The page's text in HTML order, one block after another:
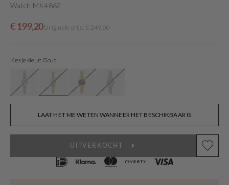
Watch MK4862
Sale
€ 199,20
OrigineleOriginele prijs: € 249,00
Kies je kleur: Goud
LAAT HET ME WETEN WANNEER HET BESCHIKBAAR IS
UITVERKOCHT